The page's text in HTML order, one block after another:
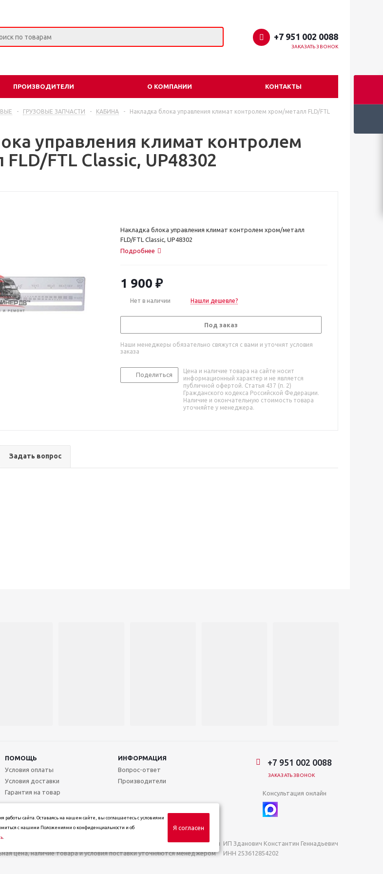
+7 951 002 0088
ЗАКАЗАТЬ ЗВОНОК
ПРОИЗВОДИТЕЛИ О КОМПАНИИ КОНТАКТЫ
- ГРУЗОВЫЕ ЗАПЧАСТИ - КАБИНА -
Накладка блока управления климат контролем хром/металл FLD/FTL
управления климат контролем
FTL Classic, UP48302
Накладка блока управления климат контролем хром/металл
FLD/FTL Classic, UP48302
Подробнее
1 900 ₽
Нет в наличии Нашли дешевле?
Под заказ
Наши менеджеры обязательно свяжутся с вами и уточнят условия
заказа
Поделиться
Цена и наличие товара на сайте носит
информационный характер и не является
публичной офертой. Статья 437 (п. 2)
Гражданского кодекса Российской Федерации.
Наличие и окончательную стоимость товара
уточняйте у менеджера.
Задать вопрос
ПОМОЩЬ
ИНФОРМАЦИЯ
Условия оплаты
Условия доставки
Гарантия на товар
Вопрос-ответ
Производители
+7 951 002 0088
ЗАКАЗАТЬ ЗВОНОК
Консультация онлайн
и не является публичной офертой, определяемой положениями
цена, наличие товара и условия поставки уточняются менеджером
ИП Зданович Константин Геннадьевич
ИНН 253612854202
сайта. Оставаясь на нашем сайте, вы соглашаетесь с условиями
с нашими Положениями о конфиденциальности и об
.
Я согласен